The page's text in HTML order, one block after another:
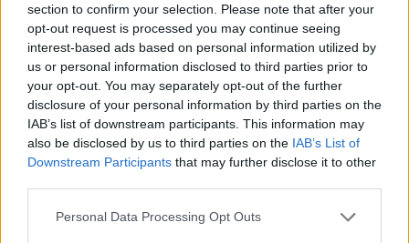
section to confirm your selection. Please note that after your
opt-out request is processed you may continue seeing
interest-based ads based on personal information utilized by
us or personal information disclosed to third parties prior to
your opt-out. You may separately opt-out of the further
disclosure of your personal information by third parties on the
IAB’s list of downstream participants. This information may
also be disclosed by us to third parties on the IAB’s List of
Downstream Participants that may further disclose it to other
Personal Data Processing Opt Outs
Magyar Vonóstrió
Ünnepi hangverseny II.
Időpont:2026. január 22. (csütörtök) 18:00 óra
Műsor:
Felice Giardini: B-dúr trió
Ignaz Lachner: „Die gutealte Zeit”
Julius Zellner: C-moll trió op.36